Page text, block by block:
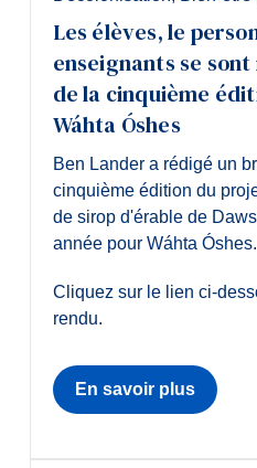
Les élèves, le
enseignants se
de la cinquième
Wáhta Óshes
Ben Lander a rédigé un
cinquième édition du
de sirop d'érable de
année pour Wáhta Óshes.
Cliquez sur le lien ci-
rendu.
En savoir plus